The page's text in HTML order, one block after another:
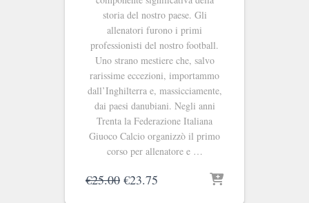
storia del nostro paese. Gli
allenatori furono i primi
professionisti del nostro football.
Uno strano mestiere che, salvo
rarissime eccezioni, importammo
dall’Inghilterra e, massicciamente,
dai paesi danubiani. Negli anni
Trenta la Federazione Italiana
Giuoco Calcio organizzò il primo
corso per allenatore e …
€25.00 Il
€23.75